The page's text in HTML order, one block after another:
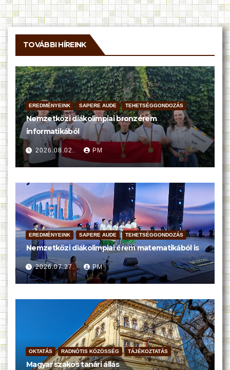
TOVÁBBI HÍREINK
EREDMÉNYEINK SAPERE AUDE TEHETSÉGGONDOZÁS
Nemzetközi diákolimpiai bronzérem
informatikából
2026.08.02. PM
EREDMÉNYEINK SAPERE AUDE TEHETSÉGGONDOZÁS
Nemzetközi diákolimpiai érem matematikából is
2026.07.27. PM
OKTATÁS RADNÓTIS KÖZÖSSÉG TÁJÉKOZTATÁS
Magyar szakos tanári állás